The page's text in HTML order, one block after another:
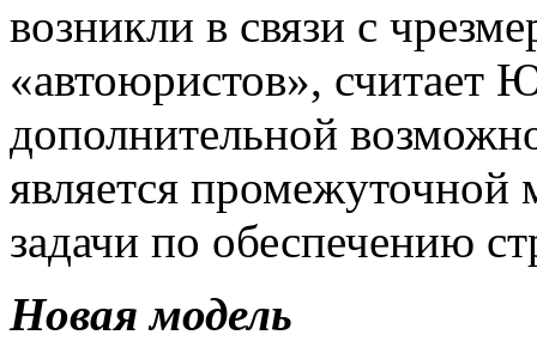
возникли в связи с
«автоюристов», считает
дополнительной
является
задачи по обеспечению
Новая модель